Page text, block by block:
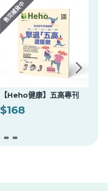
售完補貨中
【Heho健康】五高專刊
$168